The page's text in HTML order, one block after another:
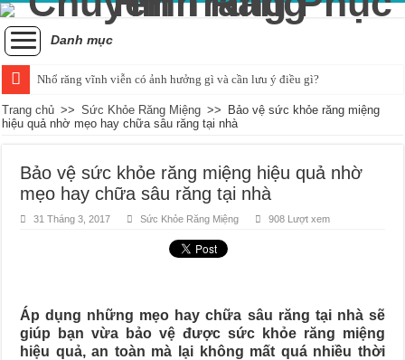
Danh mục
Nhổ răng vĩnh viễn có ảnh hưởng gì và cần lưu ý điều gì?
Tình trạng răng bị đau khi nhai và cách xử lý hiệu quả
Cách nhận biết và khắc phục tình trạng trẻ bị vỡ răng hiệu quả
Nguyên nhân và cách điều trị sưng nướu răng trong cùng hàm dưới
Quá trình mọc răng khôn bắt đầu và kéo dài bao lâu?
Chụp x-quang răng khôn: Khi nào là quyết định hợp lý?
Chảy máu chân răng và dấu hiệu của sự thiếu hụt chất dinh dưỡng
Có nên áp dụng phương pháp đánh răng bằng muối hàng ngày?
Trang chủ >> Sức Khỏe Răng Miệng >>
Bảo vệ sức khỏe răng miệng
hiệu quả nhờ mẹo hay chữa sâu răng tại nhà
Bảo vệ sức khỏe răng miệng hiệu quả nhờ
mẹo hay chữa sâu răng tại nhà
31 Tháng 3, 2017 Sức Khỏe Răng Miệng 908 Lượt xem
Áp dụng những mẹo hay chữa sâu răng tại nhà sẽ
giúp bạn vừa bảo vệ được sức khỏe răng miệng
hiệu quả, an toàn mà lại không mất quá nhiều thời